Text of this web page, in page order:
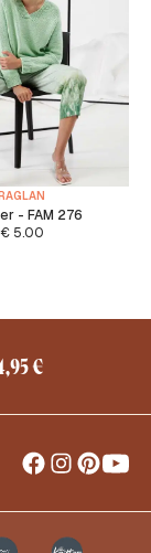
RAGLAN
- FAM 276
€5.00
€